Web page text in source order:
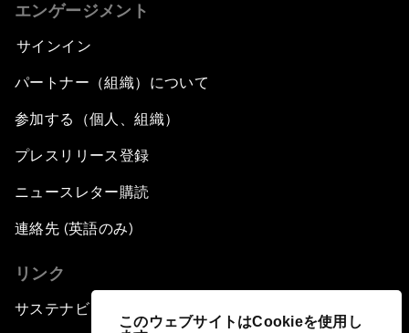
このウェブサイトはCookieを使用し
エンゲージメント
サインイン
パートナー（組織）について
参加する（個人、組織）
プレスリリース登録
ニュースレター購読
連絡先 (英語のみ)
リンク
サステナビリティへの取り組み